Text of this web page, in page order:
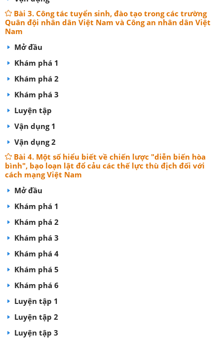
Bài 3. Công tác tuyển sinh, đào tạo trong các trường
Quân đội nhân dân Việt Nam và Công an nhân dân Việt
Nam
Mở đầu
Khám phá 1
Khám phá 2
Khám phá 3
Luyện tập
Vận dụng 1
Vận dụng 2
Bài 4. Một số hiểu biết về chiến lược "diễn biến hòa
bình", bạo loạn lật đổ cảu các thế lực thù địch đối với
cách mạng Việt Nam
Mở đầu
Khám phá 1
Khám phá 2
Khám phá 3
Khám phá 4
Khám phá 5
Khám phá 6
Luyện tập 1
Luyện tập 2
Luyện tập 3